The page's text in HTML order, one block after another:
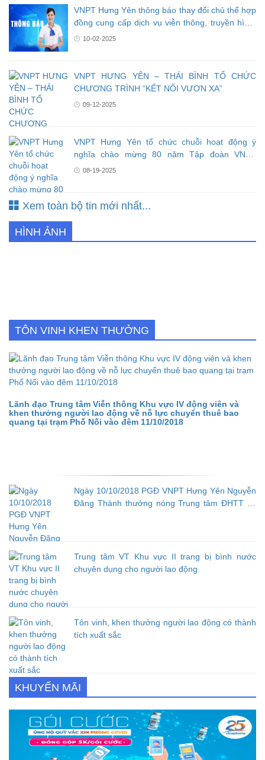
quang, truyền hình MyTV, và điện thoại cố định. Nếu bạn nhận
được cuộc gọi từ số này thì hãy yên tâm vì đây là liên hệ chính
thức từ VNPT, không phải số cá nhân hay cuộc gọi lừa đảo.
VNPT Hưng Yên thông báo thay đổi chủ thể hợp
đồng cung cấp dịch vụ viễn thông, truyền hình,
CNTT từ ngày 01/10/2025
10-02-2025
VNPT HƯNG YÊN – THÁI BÌNH TỔ CHỨC
CHƯƠNG TRÌNH “KẾT NỐI VƯƠN XA”
09-12-2025
VNPT Hưng Yên tổ chức chuỗi hoạt động ý
nghĩa chào mừng 80 năm Tập đoàn VNPT
“vững bước tiên phong”
08-19-2025
Xem toàn bộ tin mới nhất...
HÌNH ẢNH
TÔN VINH KHEN THƯỞNG
Lãnh đạo Trung tâm Viễn thông Khu vực IV động viên và
khen thưởng người lao động về nỗ lực chuyển thuê bao
quang tại trạm Phố Nối vào đêm 11/10/2018
Ngày 10/10/2018 PGĐ VNPT Hưng Yên Nguyễn
Đăng Thành thưởng nóng Trung tâm ĐHTT về
Trung tâm VT Khu vực II trang bị bình nước
chuyên dụng cho người lao động
Tôn vinh, khen thưởng người lao động có thành
tích xuất sắc
KHUYẾN MÃI